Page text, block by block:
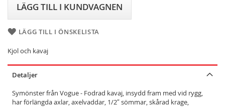
LÄGG TILL I KUNDVAGNEN
LÄGG TILL I ÖNSKELISTA
Kjol och kavaj
Detaljer
Symönster från Vogue - Fodrad kavaj, insydd fram med vid rygg,
har förlängda axlar, axelvaddar, 1/2″ sömmar, skårad krage,